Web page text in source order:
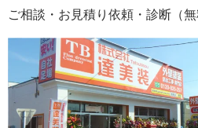
ご相談・お見積り依頼・診断 （